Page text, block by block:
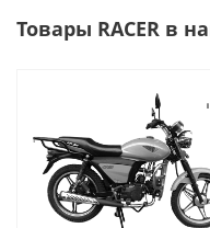
Товары RACER в